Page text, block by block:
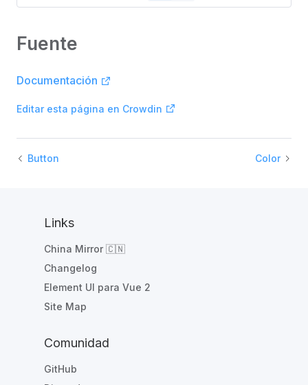
Fuente
Documentación
Editar esta página en Crowdin
Button Color
Links
China Mirror 🇨🇳
Changelog
Element UI para Vue 2
Site Map
Comunidad
GitHub